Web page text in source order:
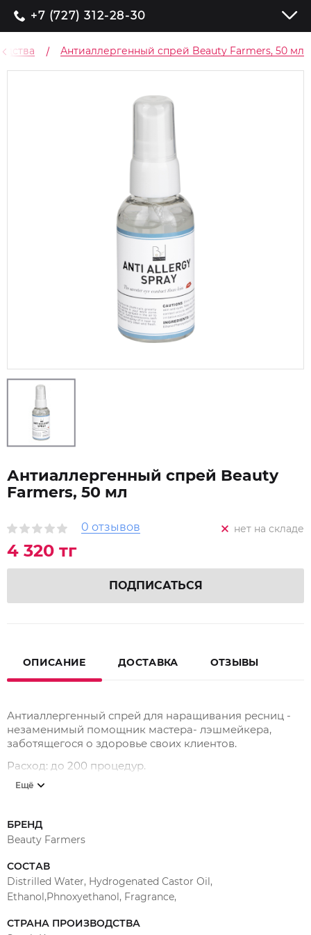
+7 (727) 312-28-30
Антиаллергенный спрей Beauty Farmers, 50 мл
0 отзывов нет на складе
Антиаллергенный спрей Beauty
Farmers, 50 мл
4 320 тг
ПОДПИСАТЬСЯ
ОПИСАНИЕ ДОСТАВКА ОТЗЫВЫ
Антиаллергенный спрей для наращивания ресниц -
незаменимый помощник мастера- лэшмейкера,
заботящегося о здоровье своих клиентов.
Расход: до 200 процедур.
Абсорбирует летучие органические вещества (VOC)
клея
Поглощает запах клея
Защищает от накопительной аллергии
Очищает рабочее место от вредных испарений клея,
абсорбируя летучие органические вещества (VOC).
повышенной склонностью к аллергии.
Ещё
БРЕНД
Beauty Farmers
СОСТАВ
Distrilled Water, Hydrogenated Castor Oil,
Ethanol,Phnoxyethanol, Fragrance,
СТРАНА ПРОИЗВОДСТВА